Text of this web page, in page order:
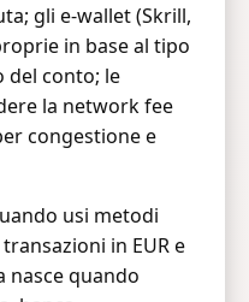
gli e-wallet (Skrill,
in base al tipo
del conto; le
la network fee
congestione e
usi metodi
in EUR e
nasce quando